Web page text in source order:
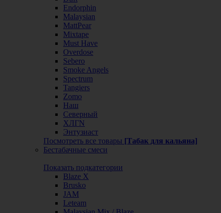
Endorphin
Malaysian
MattPear
Mixtape
Must Have
Overdose
Sebero
Smoke Angels
Spectrum
Tangiers
Zomo
Наш
Северный
ХЛГN
Энтузиаст
Посмотреть все товары [Табак для кальяна]
Бестабачные смеси
Показать подкатегории
Blaze X
Brusko
JAM
Leteam